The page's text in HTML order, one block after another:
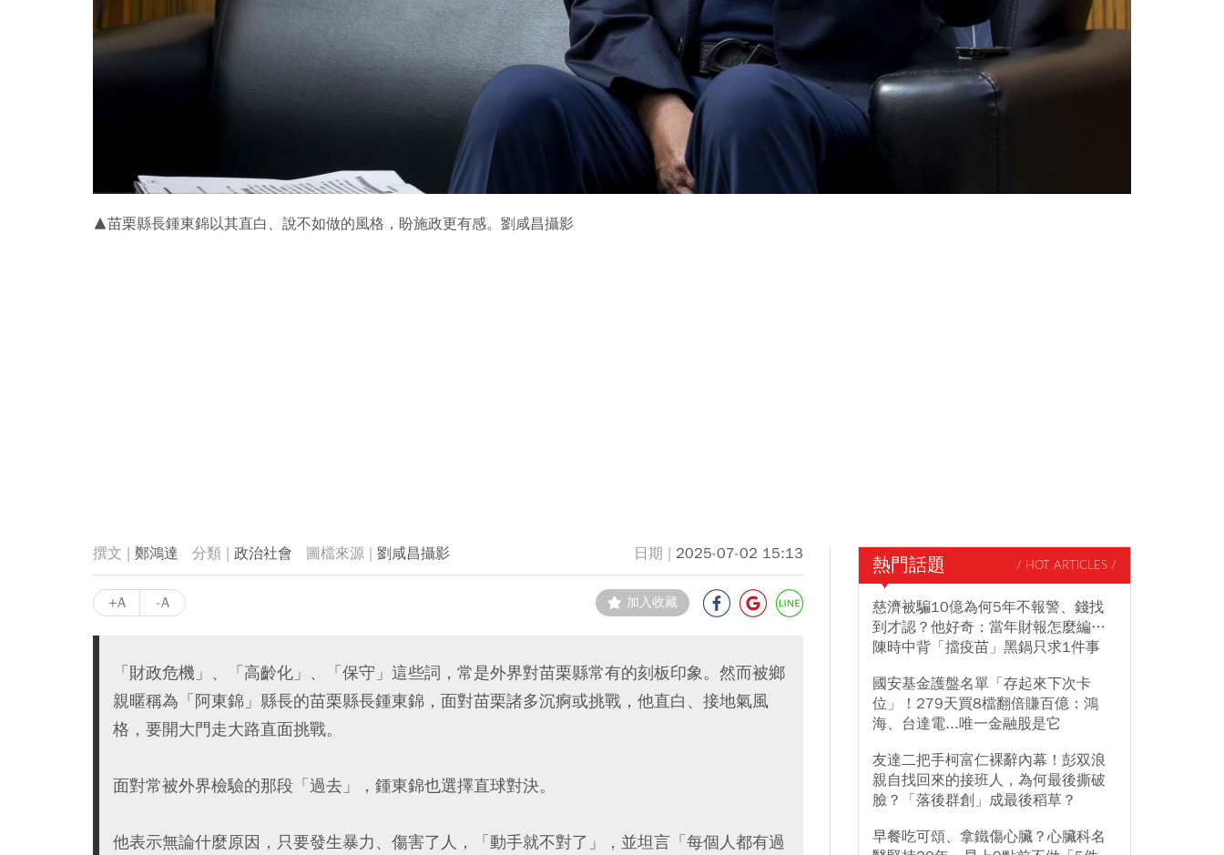
▲苗栗縣長鍾東錦以其直白、說不如做的風格，盼施政更有感。劉咸昌攝影
鄭鴻達 政治社會 劉咸昌攝影 2025-07-02 15:13
+A -A 加入收藏
「財政危機」、「高齡化」、「保守」這些詞，常是外界對苗栗縣常有的刻板印象。然而被鄉
親暱稱為「阿東錦」縣長的苗栗縣長鍾東錦，面對苗栗諸多沉痾或挑戰，他直白、接地氣風
格，要開大門走大路直面挑戰。
面對常被外界檢驗的那段「過去」，鍾東錦也選擇直球對決。
他表示無論什麼原因，只要發生暴力、傷害了人，「動手就不對了」，並坦言「每個人都有過
熱門話題 / HOT ARTICLES /
慈濟被騙10億為何5年不報警、錢找
到才認？他好奇：當年財報怎麼編…
陳時中背「擋疫苗」黑鍋只求1件事
國安基金護盤名單「存起來下次卡
位」！279天買8檔翻倍賺百億：鴻
海、台達電...唯一金融股是它
友達二把手柯富仁裸辭內幕！彭双浪
親自找回來的接班人，為何最後撕破
臉？「落後群創」成最後稻草？
早餐吃可頌、拿鐵傷心臟？心臟科名